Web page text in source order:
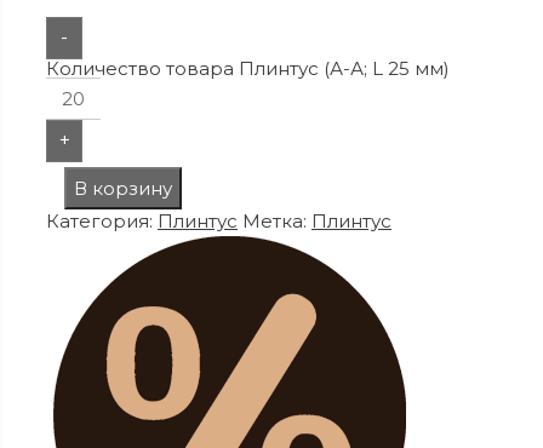
-
Количество товара Плинтус (А-А; L 25 мм)
+
В корзину
Категория: Плинтус Метка: Плинтус